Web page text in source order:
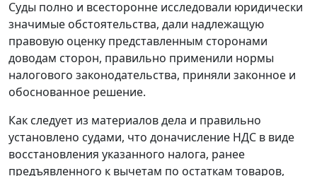
Суды полно и всесторонне исследовали юридически
значимые обстоятельства, дали надлежащую
правовую оценку представленным сторонами
доводам сторон, правильно применили нормы
налогового законодательства, приняли законное и
обоснованное решение.
Как следует из материалов дела и правильно
установлено судами, что доначисление НДС в виде
восстановления указанного налога, ранее
предъявленного к вычетам по остаткам товаров,